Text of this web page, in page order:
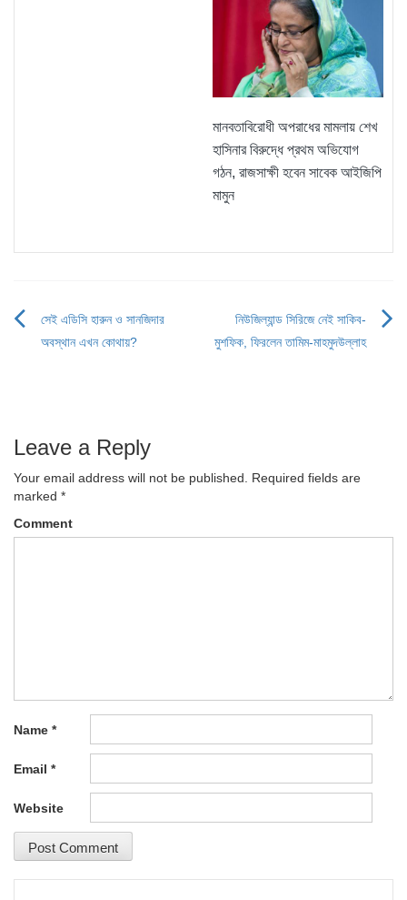
মানবতাবিরোধী অপরাধের মামলায় শেখ
হাসিনার বিরুদ্ধে প্রথম অভিযোগ
গঠন, রাজসাক্ষী হবেন সাবেক আইজিপি
মামুন
Post
সেই এডিসি হারুন ও সানজিদার
অবস্থান এখন কোথায়?
নিউজিল্যান্ড সিরিজে নেই সাকিব-
মুশফিক, ফিরলেন তামিম-মাহমুদউল্লাহ
Leave a Reply
Your email address will not be published.
Required fields are
marked *
Comment
Name *
Email *
Website